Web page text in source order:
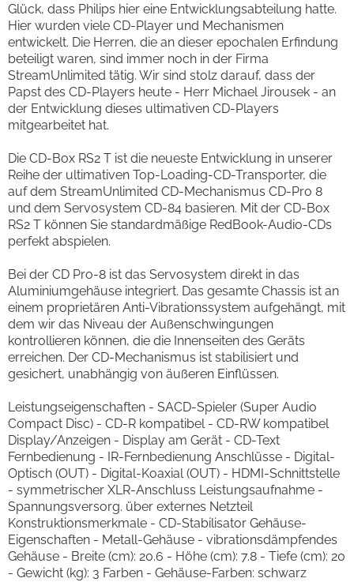
Glück, dass Philips hier eine Entwicklungsabteilung hatte.
Hier wurden viele CD-Player und Mechanismen
entwickelt. Die Herren, die an dieser epochalen Erfindung
beteiligt waren, sind immer noch in der Firma
StreamUnlimited tätig. Wir sind stolz darauf, dass der
Papst des CD-Players heute - Herr Michael Jirousek - an
der Entwicklung dieses ultimativen CD-Players
mitgearbeitet hat.
Die CD-Box RS2 T ist die neueste Entwicklung in unserer
Reihe der ultimativen Top-Loading-CD-Transporter, die
auf dem StreamUnlimited CD-Mechanismus CD-Pro 8
und dem Servosystem CD-84 basieren. Mit der CD-Box
RS2 T können Sie standardmäßige RedBook-Audio-CDs
perfekt abspielen.
Bei der CD Pro-8 ist das Servosystem direkt in das
Aluminiumgehäuse integriert. Das gesamte Chassis ist an
einem proprietären Anti-Vibrationssystem aufgehängt, mit
dem wir das Niveau der Außenschwingungen
kontrollieren können, die die Innenseiten des Geräts
erreichen. Der CD-Mechanismus ist stabilisiert und
gesichert, unabhängig von äußeren Einflüssen.
Leistungseigenschaften - SACD-Spieler (Super Audio
Compact Disc) - CD-R kompatibel - CD-RW kompatibel
Display/Anzeigen - Display am Gerät - CD-Text
Fernbedienung - IR-Fernbedienung Anschlüsse - Digital-
Optisch (OUT) - Digital-Koaxial (OUT) - HDMI-Schnittstelle
- symmetrischer XLR-Anschluss Leistungsaufnahme -
Spannungsversorg. über externes Netzteil
Konstruktionsmerkmale - CD-Stabilisator Gehäuse-
Eigenschaften - Metall-Gehäuse - vibrationsdämpfendes
Gehäuse - Breite (cm): 20.6 - Höhe (cm): 7.8 - Tiefe (cm): 20
- Gewicht (kg): 3 Farben - Gehäuse-Farben: schwarz